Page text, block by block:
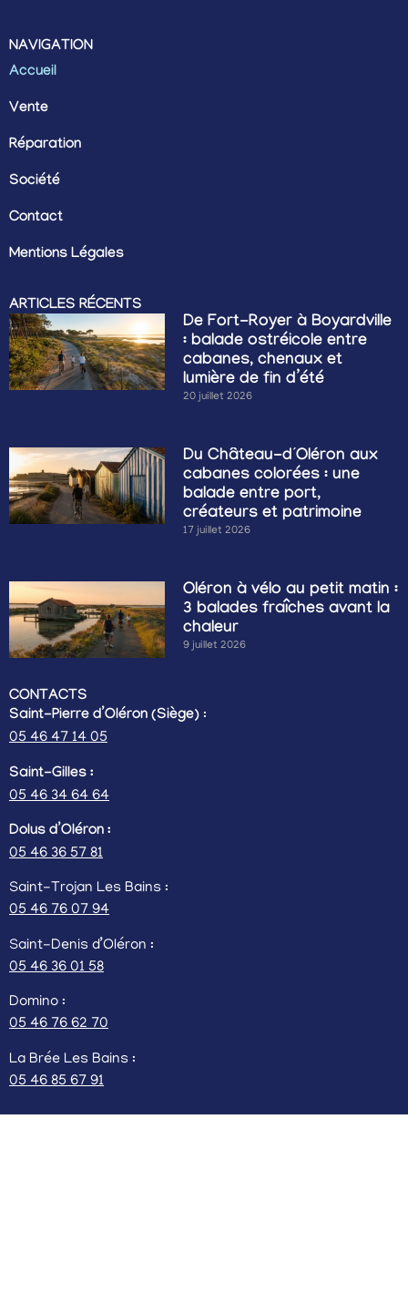
NAVIGATION
Accueil
Vente
Réparation
Société
Contact
Mentions Légales
ARTICLES RÉCENTS
De Fort-Royer à Boyardville
: balade ostréicole entre
cabanes, chenaux et
lumière de fin d’été
20 juillet 2026
Du Château-d’Oléron aux
cabanes colorées : une
balade entre port,
créateurs et patrimoine
17 juillet 2026
Oléron à vélo au petit matin :
3 balades fraîches avant la
chaleur
9 juillet 2026
CONTACTS
Saint-Pierre d’Oléron (Siège) :
05 46 47 14 05
Saint-Gilles :
05 46 34 64 64
Dolus d’Oléron :
05 46 36 57 81
Saint-Trojan Les Bains :
05 46 76 07 94
Saint-Denis d’Oléron :
05 46 36 01 58
Domino :
05 46 76 62 70
La Brée Les Bains :
05 46 85 67 91